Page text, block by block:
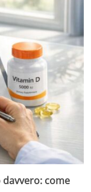
come